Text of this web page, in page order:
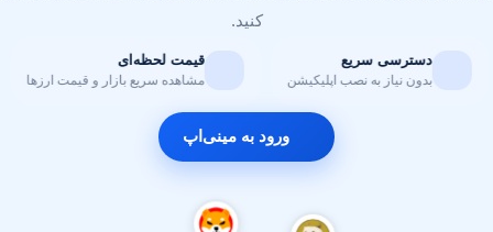
کنید.
قیمت لحظه‌ای
مشاهده سریع بازار و قیمت
دسترسی سریع
بدون نیاز به نصب اپلیکیشن
ورود به مینی‌اپ